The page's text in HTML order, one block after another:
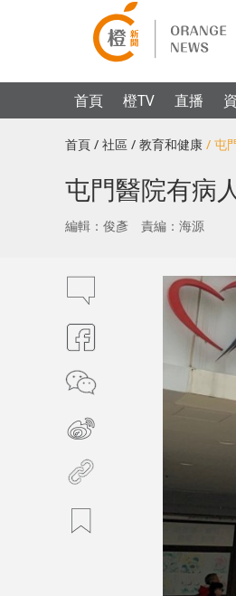
首頁 橙TV 直播
首頁 / 社區 / 教育和健康 / 屯
屯門醫院有病
編輯：俊彥 責編：海源